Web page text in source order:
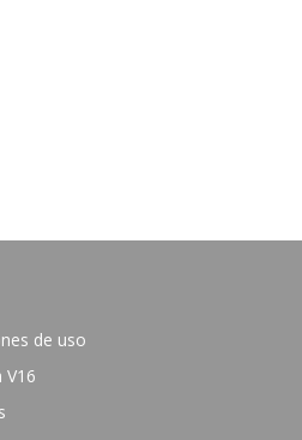
de uso
V16